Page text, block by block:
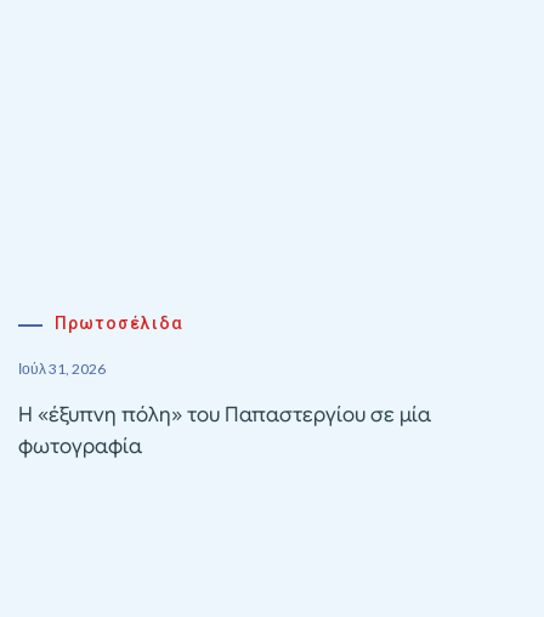
Πρωτοσέλιδα
Ιούλ 31, 2026
Η «έξυπνη πόλη» του Παπαστεργίου σε μία
φωτογραφία